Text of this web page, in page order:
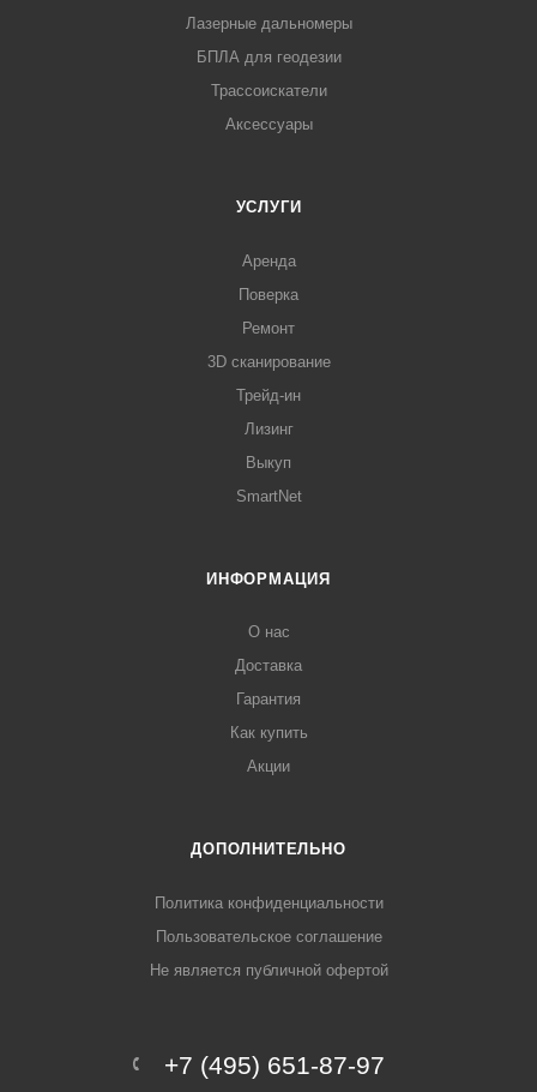
Лазерные дальномеры
БПЛА для геодезии
Трассоискатели
Аксессуары
УСЛУГИ
Аренда
Поверка
Ремонт
3D сканирование
Трейд-ин
Лизинг
Выкуп
SmartNet
ИНФОРМАЦИЯ
О нас
Доставка
Гарантия
Как купить
Акции
ДОПОЛНИТЕЛЬНО
Политика конфиденциальности
Пользовательское соглашение
Не является публичной офертой
+7 (495) 651-87-97